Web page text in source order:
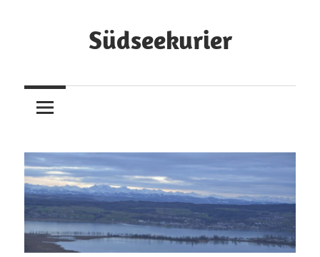
Südseekurier
Zeitung
und